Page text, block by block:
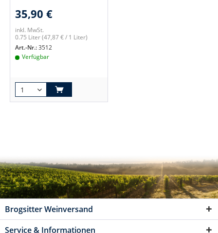
35,90 €
inkl. MwSt.
0.75 Liter(47,87 € / 1 Liter)
Art.-Nr.:3512
Verfügbar
Brogsitter Weinversand
Service & Informationen